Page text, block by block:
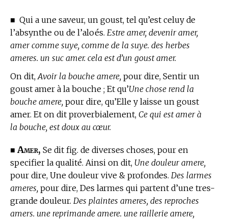
■ Qui a une saveur, un goust, tel qu’est celuy de
l’absynthe ou de l’aloés. Estre amer, devenir amer,
amer comme suye, comme de la suye. des herbes
ameres. un suc amer. cela est d’un goust amer.
On dit, Avoir la bouche amere, pour dire, Sentir un
goust amer à la bouche ; Et qu’Une chose rend la
bouche amere, pour dire, qu’Elle y laisse un goust
amer. Et on dit proverbialement, Ce qui est amer à
la bouche, est doux au cœur.
■ Amer, Se dit fig. de diverses choses, pour en
specifier la qualité. Ainsi on dit, Une douleur amere,
pour dire, Une douleur vive & profondes. Des larmes
ameres, pour dire, Des larmes qui partent d’une tres-
grande douleur. Des plaintes ameres, des reproches
amers. une reprimande amere. une raillerie amere,